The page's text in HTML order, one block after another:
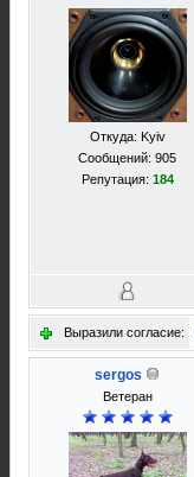
Откуда: Kyiv
Сообщений: 905
Репутация: 184
Выразили согласие:
sergos
Ветеран